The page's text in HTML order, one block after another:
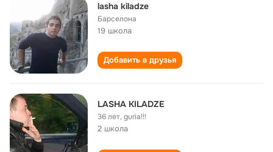
lasha kiladze
Барселона
19 школа
Добавить в друзья
LASHA KILADZE
36 лет,guria!!!
2 школа